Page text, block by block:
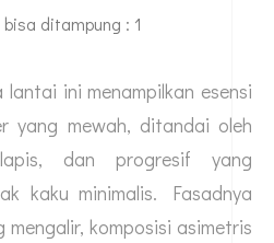
ditampung : 1
ini menampilkan esensi
yang mewah, ditandai oleh
dan progresif yang
kaku minimalis. Fasadnya
mengalir, komposisi asimetris